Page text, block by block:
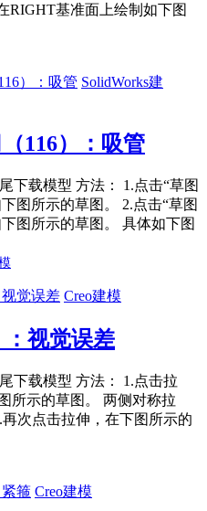
RIGHT基准面上绘制如下图
SolidWorks建
116）：吸管
下载模型 方法： 1.点击“草图
图所示的草图。 2.点击“草图
图所示的草图。 具体如下图
Creo建模
：视觉误差
下载模型 方法： 1.点击拉
所示的草图。 两侧对称拉
次点击拉伸，在下图所示的
Creo建模